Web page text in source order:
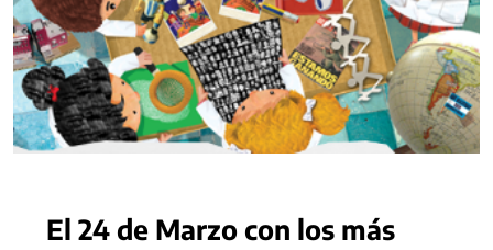
El 24 de Marzo con los más